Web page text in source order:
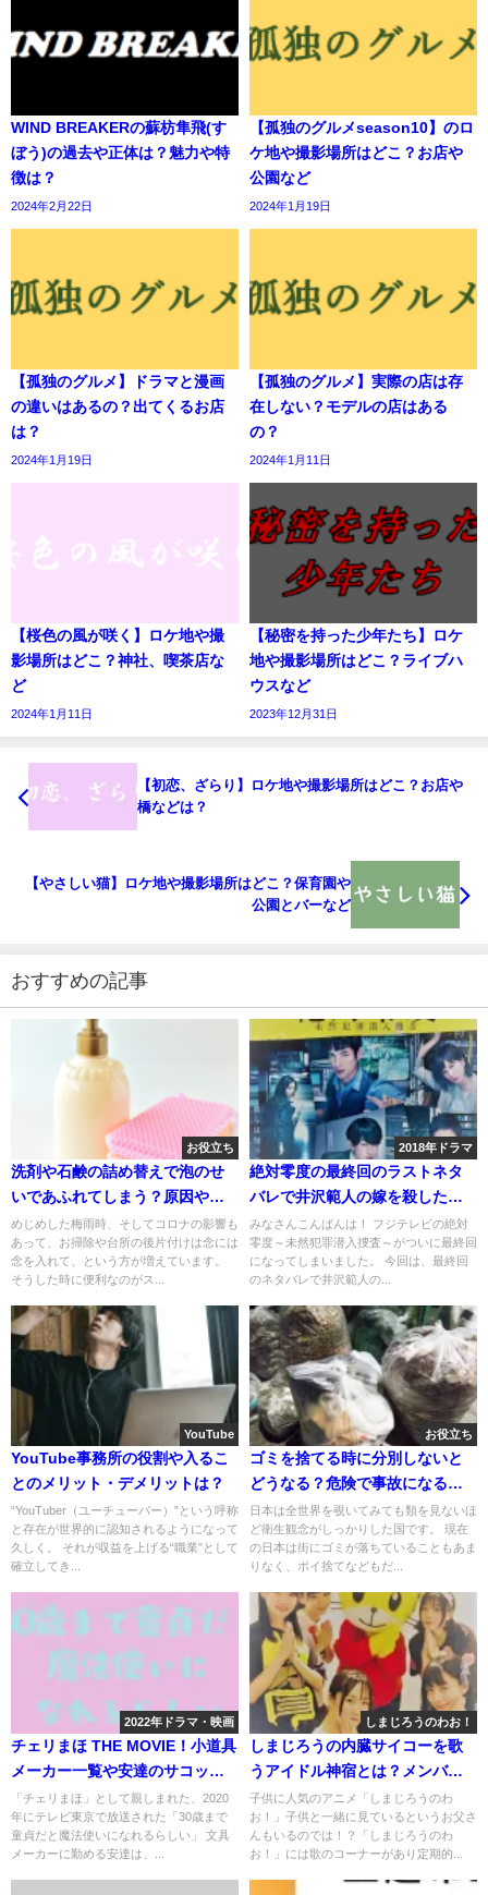
WIND BREAKERの蘇枋隼飛(す
ぼう)の過去や正体は？魅力や特
徴は？
2024年2月22日
【孤独のグルメseason10】のロ
ケ地や撮影場所はどこ？お店や
公園など
2024年1月19日
【孤独のグルメ】ドラマと漫画
の違いはあるの？出てくるお店
は？
2024年1月19日
【孤独のグルメ】実際の店は存
在しない？モデルの店はある
の？
2024年1月11日
【桜色の風が咲く】ロケ地や撮
影場所はどこ？神社、喫茶店な
ど
2024年1月11日
【秘密を持った少年たち】ロケ
地や撮影場所はどこ？ライブハ
ウスなど
2023年12月31日
【初恋、ざらり】ロケ地や撮影場所はどこ？お店や
橋などは？
【やさしい猫】ロケ地や撮影場所はどこ？保育園や
公園とバーなど
おすすめの記事
お役立ち
洗剤や石鹸の詰め替えで泡のせ
いであふれてしまう？原因や対
処法はあるの？
めじめした梅雨時、そしてコロナの影響も
あって、お掃除や台所の後片付けは念には
念を入れて、という方が増えています。
そうした時に便利なのがス...
2018年ドラマ
絶対零度の最終回のラストネタ
バレで井沢範人の嫁を殺した黒
幕は誰？
みなさんこんばんは！ フジテレビの絶対
零度～未然犯罪潜入捜査～がついに最終回
になってしまいました。 今回は、最終回
のネタバレで井沢範人の...
YouTube
YouTube事務所の役割や入るこ
とのメリット・デメリットは？
“YouTuber（ユーチューバー）”という呼称
と存在が世界的に認知されるようになって
久しく。 それが収益を上げる“職業”として
確立してき...
お役立ち
ゴミを捨てる時に分別しないと
どうなる？危険で事故になるこ
とも？
日本は全世界を覗いてみても類を見ないほ
ど衛生観念がしっかりした国です。 現在
の日本は街にゴミが落ちていることもあま
りなく、ポイ捨てなどもだ...
2022年ドラマ・映画
チェリまほ THE MOVIE！小道具
メーカー一覧や安達のサコッシ
ュメーカーはどこ？
「チェリまほ」として親しまれた、2020
年にテレビ東京で放送された「30歳まで
童貞だと魔法使いになれるらしい」 文具
メーカーに勤める安達は、...
しまじろうのわお！
しまじろうの内臓サイコーを歌
うアイドル神宿とは？メンバー
や人気は？
子供に人気のアニメ「しまじろうのわ
お！」子供と一緒に見ているというお父さ
んもいるのでは！？「しまじろうのわ
お！」には歌のコーナーがあり定期的...